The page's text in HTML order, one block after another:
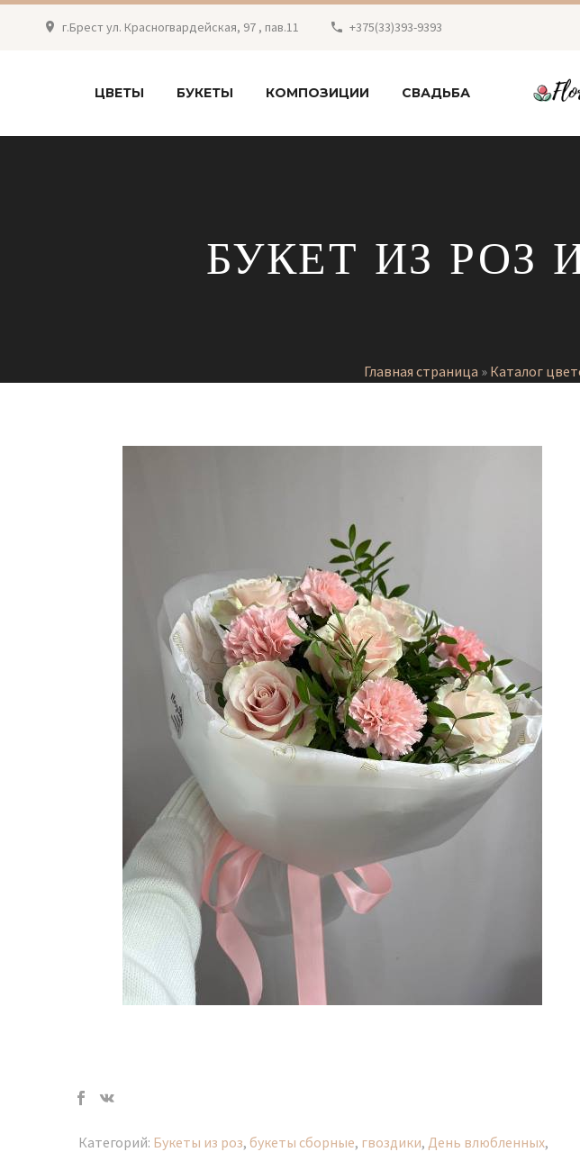
г.Брест ул. Красногвардейская, 97 , пав.11 +375(33)393-9393
ЦВЕТЫ БУКЕТЫ КОМПОЗИЦИИ СВАДЬБА
БУКЕТ ИЗ РОЗ
Главная страница » Каталог
Категорий: Букеты из роз, букеты сборные, гвоздики, День влюбленных,